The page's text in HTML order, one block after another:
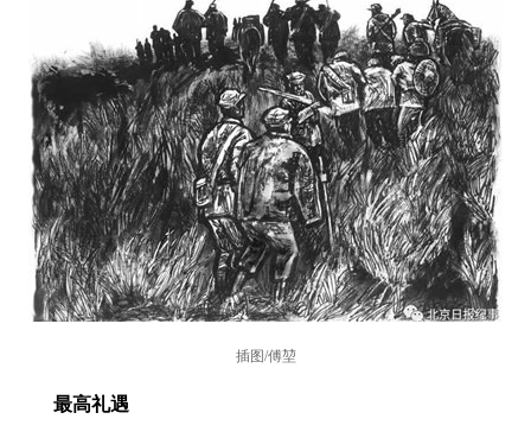
插图/傅堃
最高礼遇